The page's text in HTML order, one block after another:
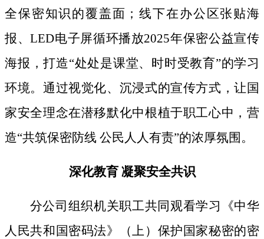
全保密知识的覆盖面；线下在办公区张贴海
报、LED电子屏循环播放2025年保密公益宣传
海报，打造“处处是课堂、时时受教育”的学习
环境。通过视觉化、沉浸式的宣传方式，让国
家安全理念在潜移默化中根植于职工心中，营
造“共筑保密防线 公民人人有责”的浓厚氛围。
深化教育凝聚安全共识
分公司组织机关职工共同观看学习《中华
人民共和国密码法》
（上）保护国家秘密的密